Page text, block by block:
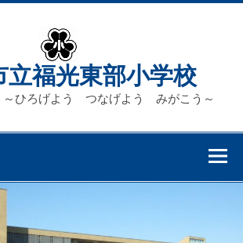
立福光東部小学校
ひろげよう つなげよう みがこう～